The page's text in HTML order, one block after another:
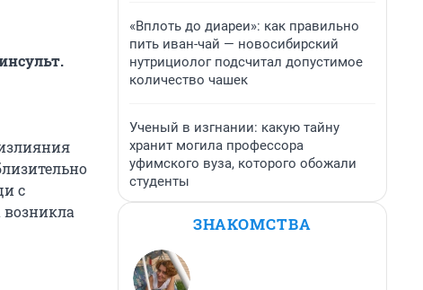
с
возникла
«Вплоть до диареи»: как правильно
пить иван-чай — новосибирский
нутрициолог подсчитал допустимое
количество чашек
Ученый в изгнании: какую тайну
хранит могила профессора
уфимского вуза, которого обожали
студенты
ЗНАКОМСТВА